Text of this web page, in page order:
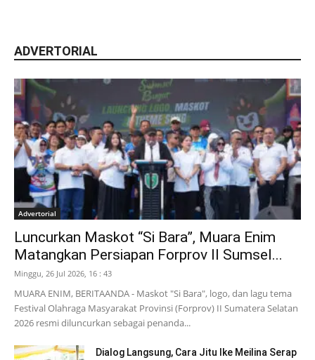
ADVERTORIAL
Advertorial
Luncurkan Maskot “Si Bara”, Muara Enim
Matangkan Persiapan Forprov II Sumsel...
Minggu, 26 Jul 2026, 16 : 43
MUARA ENIM, BERITAANDA - Maskot "Si Bara", logo, dan lagu tema
Festival Olahraga Masyarakat Provinsi (Forprov) II Sumatera Selatan
2026 resmi diluncurkan sebagai penanda...
Dialog Langsung, Cara Jitu Ike Meilina Serap